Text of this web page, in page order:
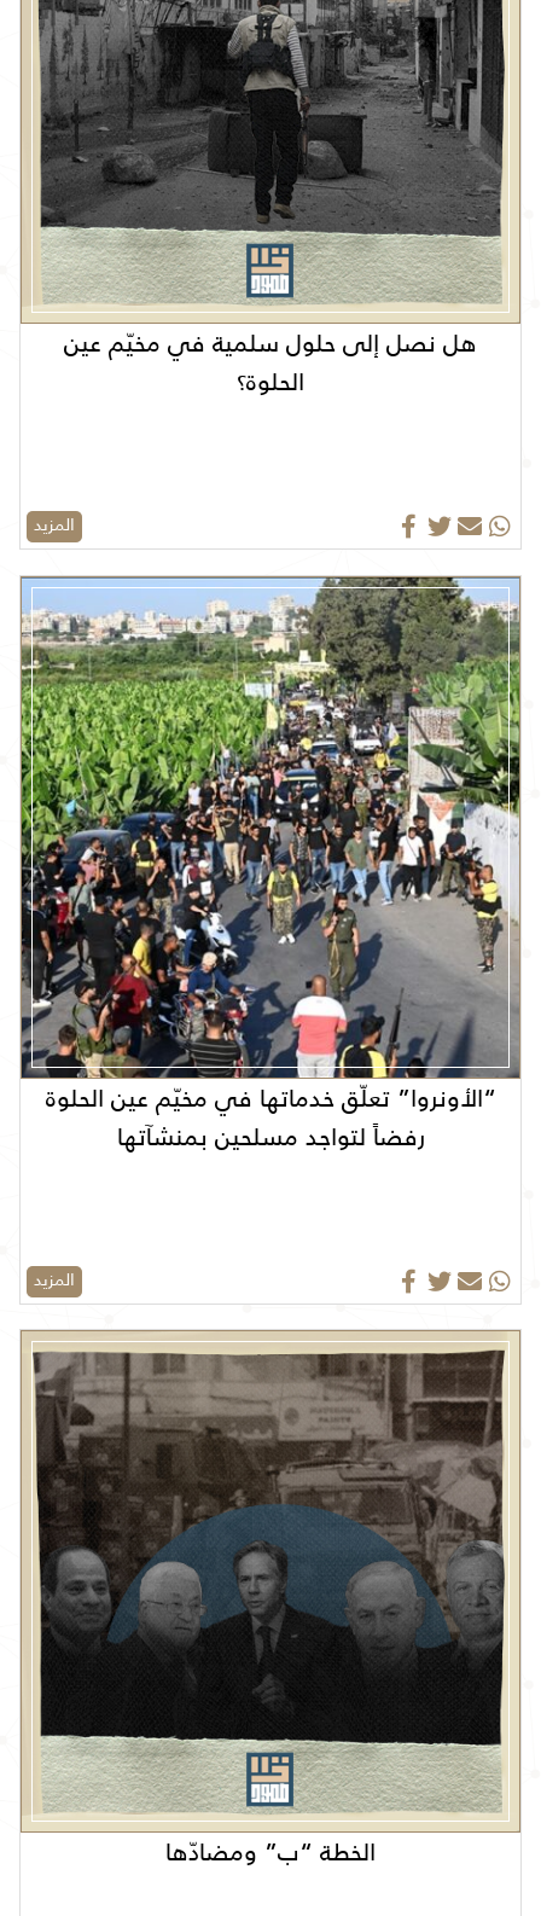
هل نصل إلى حلول سلمية في مخيّم عين
الحلوة؟
المزيد
“الأونروا” تعلّق خدماتها في مخيّم عين الحلوة
رفضاً لتواجد مسلحين بمنشآتها
المزيد
الخطة “ب” ومضادّها